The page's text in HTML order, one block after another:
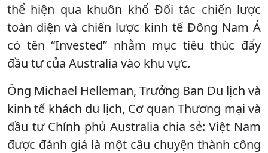
thể hiện qua khuôn khổ Đối tác chiến lược
toàn diện và chiến lược kinh tế Đông Nam Á
có tên “Invested” nhằm mục tiêu thúc đẩy
đầu tư của Australia vào khu vực.
Ông Michael Helleman, Trưởng Ban Du lịch và
kinh tế khách du lịch, Cơ quan Thương mại và
đầu tư Chính phủ Australia chia sẻ: Việt Nam
được đánh giá là một câu chuyện thành công